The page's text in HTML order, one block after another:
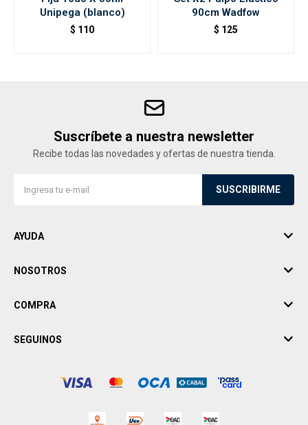
Unipega (blanco)
$ 110
90cm Wadfow
$ 125
Suscríbete a nuestra newsletter
Recibe todas las novedades y ofertas de nuestra tienda.
SUSCRIBIRME
AYUDA
NOSOTROS
COMPRA
SEGUINOS